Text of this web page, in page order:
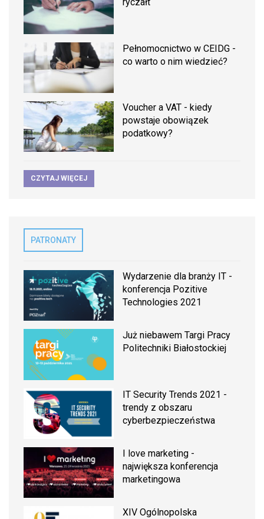
ryczałt
Pełnomocnictwo w CEIDG -
co warto o nim wiedzieć?
Voucher a VAT - kiedy
powstaje obowiązek
podatkowy?
CZYTAJ WIĘCEJ
PATRONATY
Wydarzenie dla branży IT -
konferencja Pozitive
Technologies 2021
Już niebawem Targi Pracy
Politechniki Białostockiej
IT Security Trends 2021 -
trendy z obszaru
cyberbezpieczeństwa
I love marketing -
największa konferencja
marketingowa
XIV Ogólnopolska